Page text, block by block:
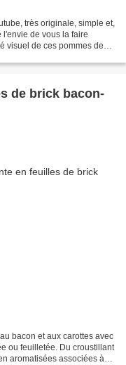
très originale, simple et,
l'envie de vous la faire
visuel de ces pommes de
de brick bacon-
bacon et aux carottes avec
ou feuilletée. Du croustillant
aromatisées associées à